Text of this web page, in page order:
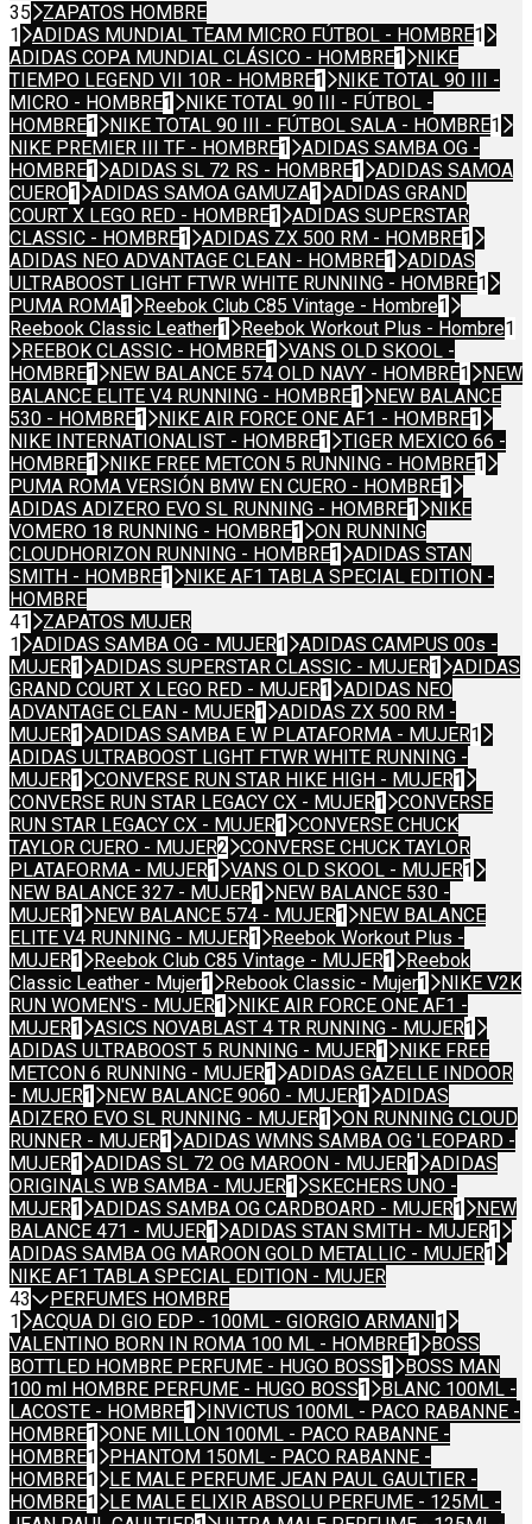
35
ZAPATOS HOMBRE
1
ADIDAS MUNDIAL TEAM MICRO FÚTBOL - HOMBRE1
ADIDAS COPA MUNDIAL CLÁSICO - HOMBRE1
NIKE
TIEMPO LEGEND VII 10R - HOMBRE1
NIKE TOTAL 90 III -
MICRO - HOMBRE1
NIKE TOTAL 90 III - FÚTBOL -
HOMBRE1 NIKE TOTAL 90 III - FÚTBOL SALA - HOMBRE1
NIKE PREMIER III TF - HOMBRE1
ADIDAS SAMBA OG -
HOMBRE1 ADIDAS SL 72 RS - HOMBRE1
ADIDAS SAMOA
CUERO1 ADIDAS SAMOA GAMUZA1
ADIDAS GRAND
COURT X LEGO RED - HOMBRE1
ADIDAS SUPERSTAR
CLASSIC - HOMBRE1 ADIDAS ZX 500 RM - HOMBRE1
ADIDAS NEO ADVANTAGE CLEAN - HOMBRE1
ADIDAS
ULTRABOOST LIGHT FTWR WHITE RUNNING - HOMBRE1
PUMA ROMA1 Reebok Club C85 Vintage - Hombre1
Reebook Classic Leather1 Reebok Workout Plus - Hombre1
REEBOK CLASSIC - HOMBRE1
VANS OLD SKOOL -
HOMBRE1 NEW BALANCE 574 OLD NAVY - HOMBRE1
NEW
BALANCE ELITE V4 RUNNING - HOMBRE1
NEW BALANCE
530 - HOMBRE1 NIKE AIR FORCE ONE AF1 - HOMBRE1
NIKE INTERNATIONALIST - HOMBRE1
TIGER MEXICO 66 -
HOMBRE1 NIKE FREE METCON 5 RUNNING - HOMBRE1
PUMA ROMA VERSIÓN BMW EN CUERO - HOMBRE1
ADIDAS ADIZERO EVO SL RUNNING - HOMBRE1
NIKE
VOMERO 18 RUNNING - HOMBRE1
ON RUNNING
CLOUDHORIZON RUNNING - HOMBRE1
ADIDAS STAN
SMITH - HOMBRE1
NIKE AF1 TABLA SPECIAL EDITION -
HOMBRE
41
ZAPATOS MUJER
1
ADIDAS SAMBA OG - MUJER1
ADIDAS CAMPUS 00s -
MUJER1 ADIDAS SUPERSTAR CLASSIC - MUJER1
ADIDAS
GRAND COURT X LEGO RED - MUJER1
ADIDAS NEO
ADVANTAGE CLEAN - MUJER1
ADIDAS ZX 500 RM -
MUJER1 ADIDAS SAMBA E W PLATAFORMA - MUJER1
ADIDAS ULTRABOOST LIGHT FTWR WHITE RUNNING -
MUJER1 CONVERSE RUN STAR HIKE HIGH - MUJER1
CONVERSE RUN STAR LEGACY CX - MUJER1
CONVERSE
RUN STAR LEGACY CX - MUJER1
CONVERSE CHUCK
TAYLOR CUERO - MUJER2 CONVERSE CHUCK TAYLOR
PLATAFORMA - MUJER1 VANS OLD SKOOL - MUJER1
NEW BALANCE 327 - MUJER1
NEW BALANCE 530 -
MUJER1 NEW BALANCE 574 - MUJER1
NEW BALANCE
ELITE V4 RUNNING - MUJER1
Reebok Workout Plus -
MUJER1 Reebok Club C85 Vintage - MUJER1
Reebok
Classic Leather - Mujer1 Rebook Classic - Mujer1
NIKE V2K
RUN WOMEN'S - MUJER1
NIKE AIR FORCE ONE AF1 -
MUJER1 ASICS NOVABLAST 4 TR RUNNING - MUJER1
ADIDAS ULTRABOOST 5 RUNNING - MUJER1
NIKE FREE
METCON 6 RUNNING - MUJER1
ADIDAS GAZELLE INDOOR
- MUJER1 NEW BALANCE 9060 - MUJER1
ADIDAS
ADIZERO EVO SL RUNNING - MUJER1
ON RUNNING CLOUD
RUNNER - MUJER1
ADIDAS WMNS SAMBA OG 'LEOPARD -
MUJER1 ADIDAS SL 72 OG MAROON - MUJER1
ADIDAS
ORIGINALS WB SAMBA - MUJER1
SKECHERS UNO -
MUJER1 ADIDAS SAMBA OG CARDBOARD - MUJER1
NEW
BALANCE 471 - MUJER1 ADIDAS STAN SMITH - MUJER1
ADIDAS SAMBA OG MAROON GOLD METALLIC - MUJER1
NIKE AF1 TABLA SPECIAL EDITION - MUJER
43
PERFUMES HOMBRE
1
ACQUA DI GIO EDP - 100ML - GIORGIO ARMANI 1
VALENTINO BORN IN ROMA 100 ML - HOMBRE1
BOSS
BOTTLED HOMBRE PERFUME - HUGO BOSS1
BOSS MAN
100 ml HOMBRE PERFUME - HUGO BOSS1
BLANC 100ML -
LACOSTE - HOMBRE1
INVICTUS 100ML - PACO RABANNE -
HOMBRE1
ONE MILLON 100ML - PACO RABANNE -
HOMBRE1
PHANTOM 150ML - PACO RABANNE -
HOMBRE1
LE MALE PERFUME JEAN PAUL GAULTIER -
HOMBRE1
LE MALE ELIXIR ABSOLU PERFUME - 125ML -